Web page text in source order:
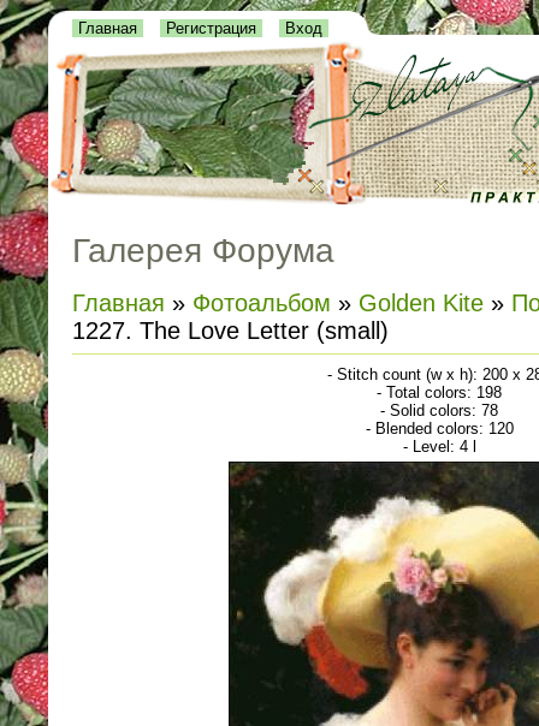
Главная Регистрация Вход
Галерея Форума
Главная » Фотоальбом » Golden Kite »
1227. The Love Letter (small)
- Stitch count (w x h): 200 x
- Total colors: 198
- Solid colors: 78
- Blended colors: 120
- Level: 4 l